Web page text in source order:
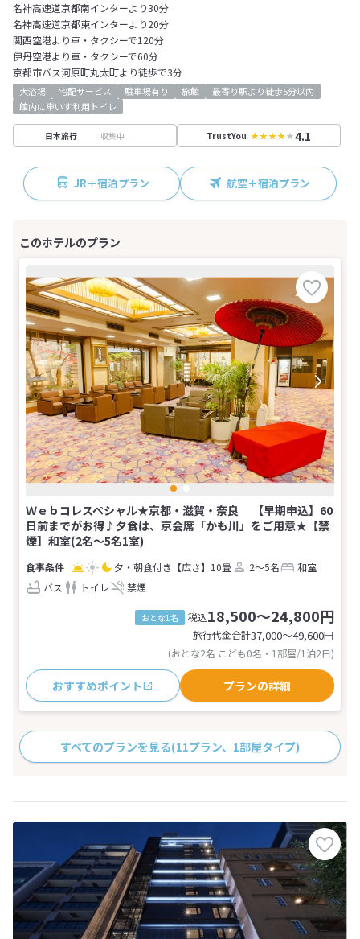
名神高速道京都南インターより30分
名神高速道京都東インターより20分
関西空港より車・タクシーで120分
伊丹空港より車・タクシーで60分
京都市バス河原町丸太町より徒歩で3分
大浴場 宅配サービス 駐車場有り 旅館
最寄り駅より徒歩5分以内
館内に車いす利用トイレ
日本旅行 収集中 TrustYou 4.1
JR＋宿泊プラン 航空＋宿泊プラン
Ｗｅｂコレスペシャル★京都・滋賀・奈良 【早期申込】60
日前までがお得♪夕食は、京会席「かも川」をご用意★【禁
煙】和室(2名～5名1室)
夕・朝食付き 【広さ】10畳 2～5名
和室
バス
トイレ 禁煙
おとな1名 税込18,500～24,800円
旅行代金合計37,000〜49,600円
(おとな2名 こども0名・1部屋/1泊2日)
おすすめポイント プランの詳細
すべてのプランを見る(11プラン、1部屋タイプ)